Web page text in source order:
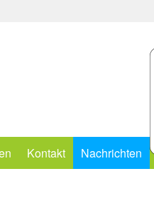
Kontakt Nachrichten